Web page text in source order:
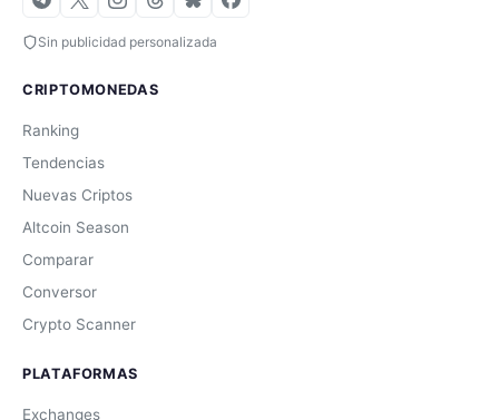
Sin publicidad personalizada
CRIPTOMONEDAS
Ranking
Tendencias
Nuevas Criptos
Altcoin Season
Comparar
Conversor
Crypto Scanner
PLATAFORMAS
Exchanges